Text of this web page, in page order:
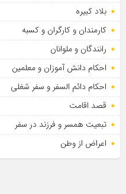
بلاد کبیره
کارمندان و کارگران و کسبه
رانندگان و ملوانان
احکام دانش آموزان و معلمین
احکام دائم السفر و سفر شغلی
قصد اقامت
تبعیت همسر و فرزند در سفر
اعراض از وطن